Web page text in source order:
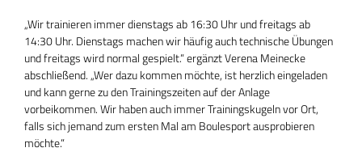
„Wir trainieren immer dienstags ab 16:30 Uhr und freitags ab
14:30 Uhr. Dienstags machen wir häufig auch technische Übungen
und freitags wird normal gespielt.“ ergänzt Verena Meinecke
abschließend. „Wer dazu kommen möchte, ist herzlich eingeladen
und kann gerne zu den Trainingszeiten auf der Anlage
vorbeikommen. Wir haben auch immer Trainingskugeln vor Ort,
falls sich jemand zum ersten Mal am Boulesport ausprobieren
möchte.“